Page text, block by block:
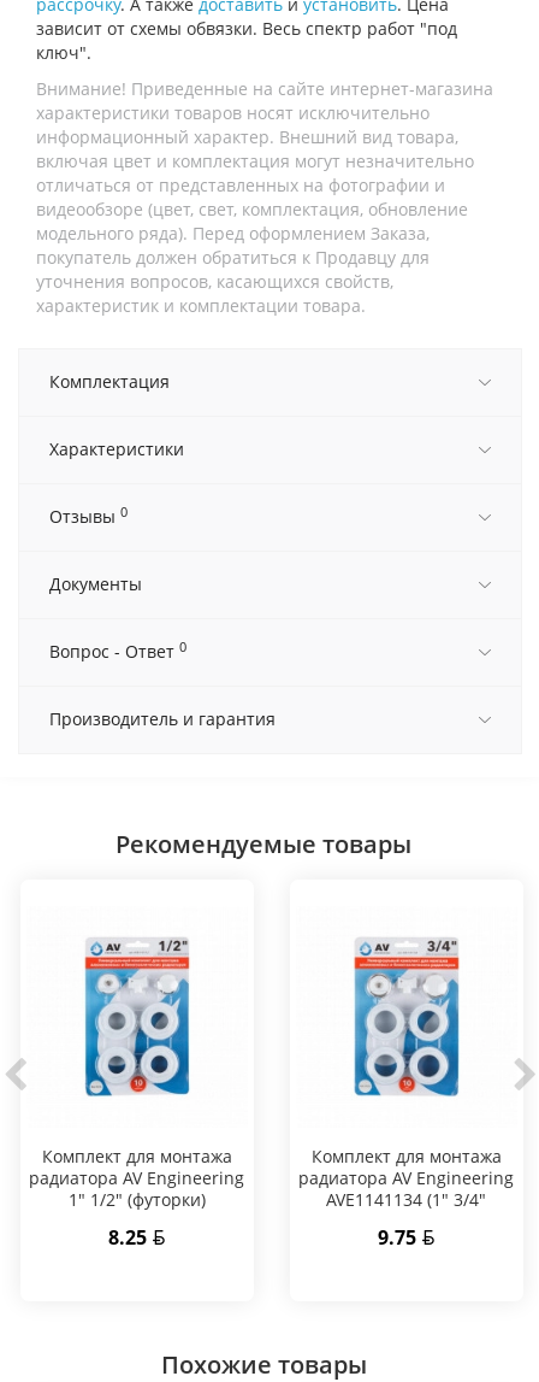
зависит от схемы обвязки. Весь спектр работ "под
ключ".
Внимание! Приведенные на сайте интернет-магазина
характеристики товаров носят исключительно
информационный характер. Внешний вид товара,
включая цвет и комплектация могут незначительно
отличаться от представленных на фотографии и
видеообзоре (цвет, свет, комплектация, обновление
модельного ряда). Перед оформлением Заказа,
покупатель должен обратиться к Продавцу для
уточнения вопросов, касающихся свойств,
характеристик и комплектации товара.
Комплектация
Характеристики
Отзывы 0
Документы
Вопрос - Ответ 0
Производитель и гарантия
Рекомендуемые товары
Комплект для монтажа
радиатора AV Engineering
1" 1/2" (футорки)
8.25
Комплект для монтажа
радиатора AV Engineering
AVE1141134 (1" 3/4"
9.75
Похожие товары